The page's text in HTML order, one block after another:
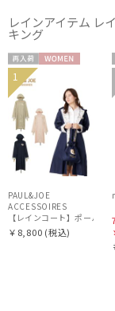
レインアイテム レ
キング
再入
荷
1
PAUL&JOE
ACCESSOIRES
【レインコート】ポール &
￥8,800 (税込)
N